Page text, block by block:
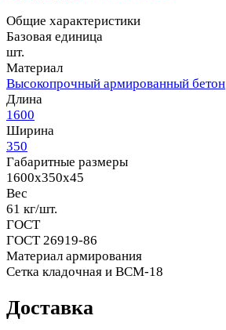
Общие характеристики
Базовая единица
шт.
Материал
Высокопрочный армированный бетон
Длина
1600
Ширина
350
Габаритные размеры
1600x350x45
Вес
61 кг/шт.
ГОСТ
ГОСТ 26919-86
Материал армирования
Сетка кладочная и ВСМ-18
Доставка